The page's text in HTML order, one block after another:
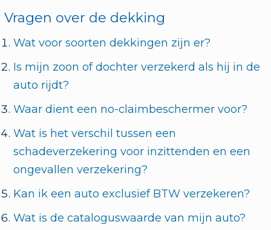
Vragen over de dekking
Wat voor soorten dekkingen zijn er?
Is mijn zoon of dochter verzekerd als hij in de
auto rijdt?
Waar dient een no-claimbeschermer voor?
Wat is het verschil tussen een
schadeverzekering voor inzittenden en een
ongevallen verzekering?
Kan ik een auto exclusief BTW verzekeren?
Wat is de cataloguswaarde van mijn auto?